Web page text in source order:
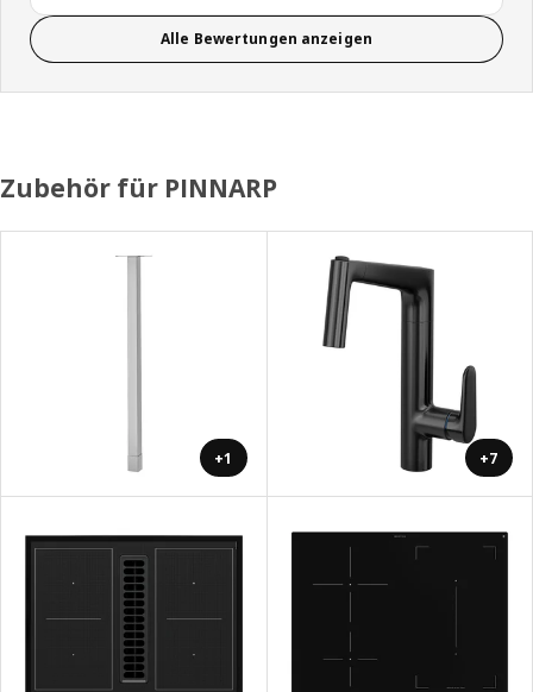
Alle Bewertungen anzeigen
Zubehör für PINNARP
+1 +7